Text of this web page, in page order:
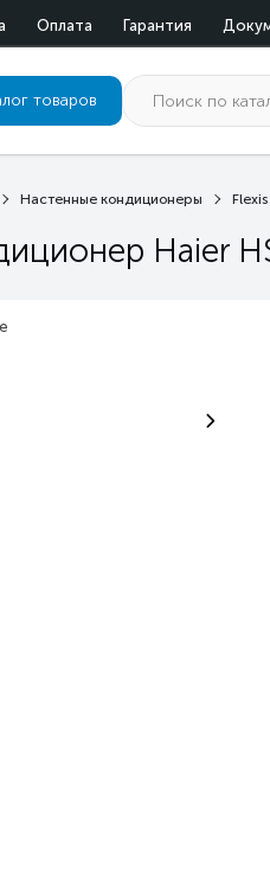
Оплата Гарантия
товаров
Настенные кондиционеры Flexis
Haier